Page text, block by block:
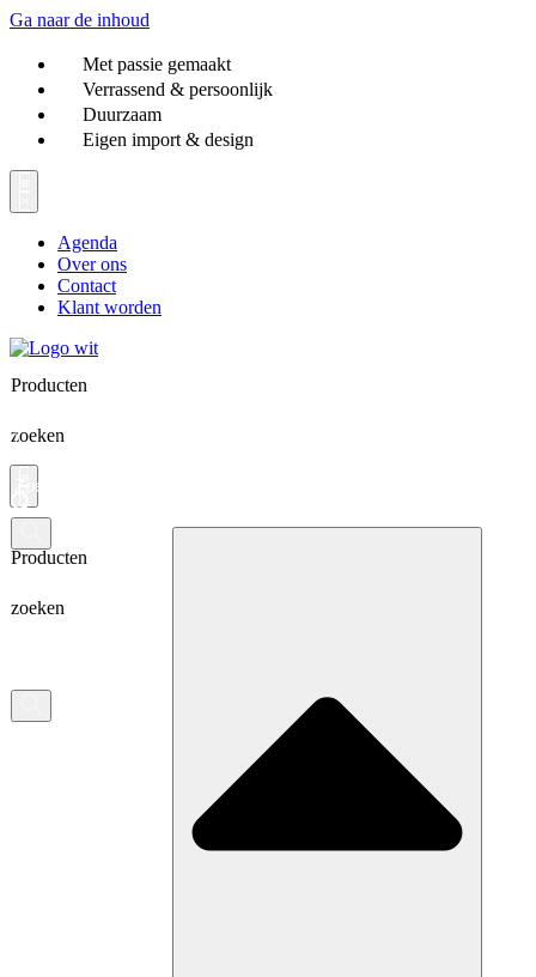
Ga naar de inhoud
Met passie gemaakt
Verrassend & persoonlijk
Duurzaam
Eigen import & design
Agenda
Over ons
Contact
Klant worden
Producten
zoeken
Producten
zoeken